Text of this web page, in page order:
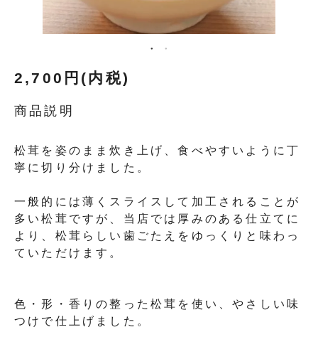
2,700円(内税)
商品説明
松茸を姿のまま炊き上げ、食べやすいように丁
寧に切り分けました。
一般的には薄くスライスして加工されることが
多い松茸ですが、当店では厚みのある仕立てに
より、松茸らしい歯ごたえをゆっくりと味わっ
ていただけます。
色・形・香りの整った松茸を使い、やさしい味
つけで仕上げました。